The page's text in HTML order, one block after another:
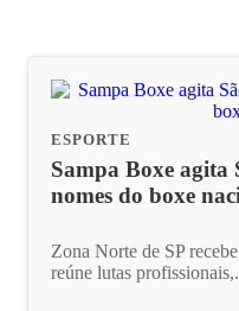
ESPORTE
Sampa Boxe agita
nomes do boxe
Zona Norte de SP
reúne lutas